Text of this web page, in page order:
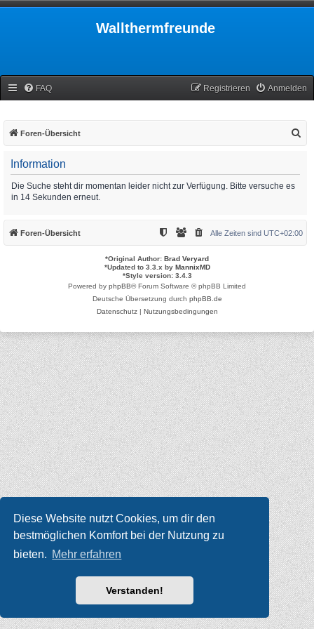
Diese Website nutzt Cookies, um dir den
bestmöglichen Komfort bei der Nutzung zu
bieten. Mehr erfahren
Verstanden!
Wallthermfreunde
FAQ Anmelden
Registrieren
Foren-Übersicht
Information
Die Suche steht dir momentan leider nicht zur Verfügung. Bitte versuche es
in 14 Sekunden erneut.
Foren-Übersicht Alle Zeiten sind UTC+02:00
*Original Author: Brad Veryard
*Updated to 3.3.x by MannixMD
*Style version: 3.4.3
Powered by phpBB® Forum Software © phpBB Limited
Deutsche Übersetzung durch phpBB.de
Datenschutz| Nutzungsbedingungen